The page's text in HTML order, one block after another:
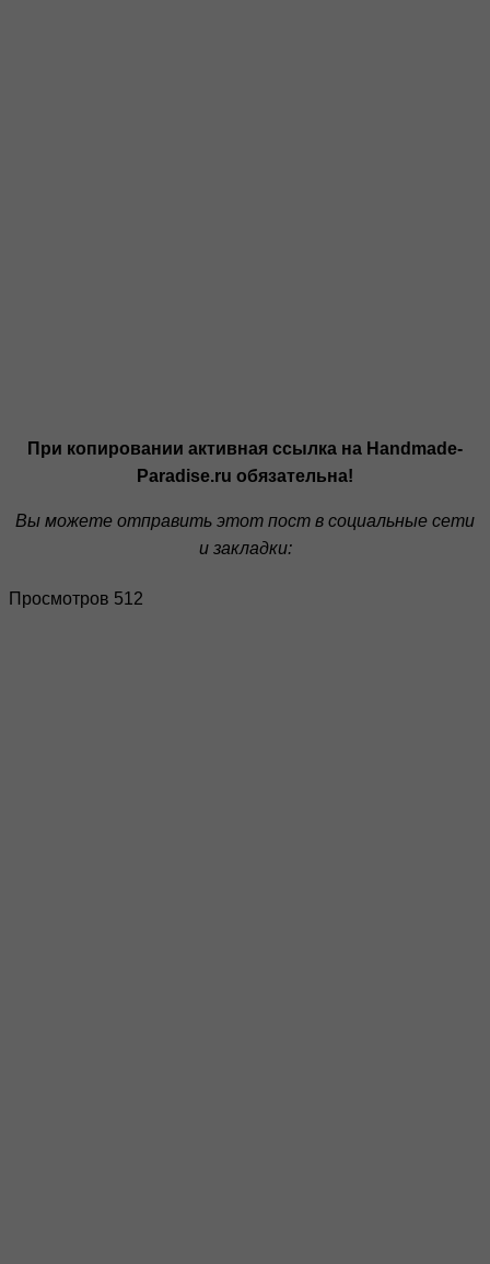
При копировании активная ссылка на Handmade-
Paradise.ru обязательна!
Вы можете отправить этот пост в социальные сети
и закладки:
Просмотров 512